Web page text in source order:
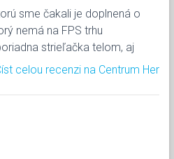
sme čakali je doplnená o
nemá na FPS trhu
strieľačka telom, aj
celou recenzi na Centrum Her